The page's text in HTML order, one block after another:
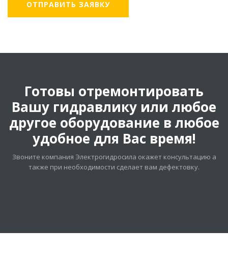
Готовы отремонтировать
Вашу гидравлику или любое
другое оборудование в любое
удобное для Вас время!
Звоните компания Электрогидросила окажет консультацию а
также при необходимости сделает вам дефектовку.